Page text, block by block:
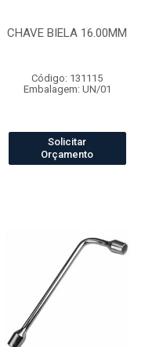
CHAVE BIELA 16.00MM
Código: 131115
Embalagem: UN/01
Solicitar
Orçamento